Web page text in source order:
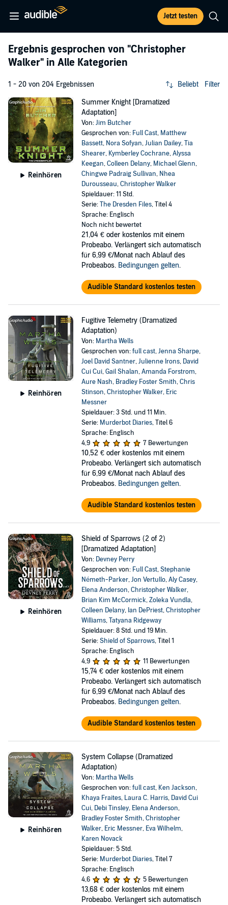
Jetzt testen
Ergebnis gesprochen von "Christopher
Walker" in Alle Kategorien
1 - 20 von 204 Ergebnissen Beliebt Filter
Reinhören
Summer Knight [Dramatized
Adaptation]
Von:Jim Butcher
Gesprochen von: Full Cast, Matthew
Bassett, Nora Sofyan,Julian Dailey,Tia
Shearer, Kymberley Cochrane,Alyssa
Keegan,Colleen Delany, Michael Glenn,
Chingwe Padraig Sullivan, Nhea
Durousseau,Christopher Walker
Spieldauer: 11 Std.
Serie:The Dresden Files, Titel 4
Sprache: Englisch
Noch nicht bewertet
21,04 € oder kostenlos mit einem
Probeabo. Verlängert sich automatisch
für 6,99 €/Monat nach Ablauf des
Probeabos. Bedingungen gelten.
Audible Standard kostenlos testen
Reinhören
Fugitive Telemetry (Dramatized
Adaptation)
Von: Martha Wells
Gesprochen von:full cast,Jenna Sharpe,
Joel David Santner,Julienne Irons, David
Cui Cui,Gail Shalan,Amanda Forstrom,
Aure Nash, Bradley Foster Smith,Chris
Stinson,Christopher Walker, Eric
Messner
Spieldauer: 3 Std. und 11 Min.
Serie: Murderbot Diaries, Titel 6
Sprache: Englisch
4,9
7 Bewertungen
10,52 € oder kostenlos mit einem
Probeabo. Verlängert sich automatisch
für 6,99 €/Monat nach Ablauf des
Probeabos. Bedingungen gelten.
Audible Standard kostenlos testen
Reinhören
Shield of Sparrows (2 of 2)
[Dramatized Adaptation]
Von: Devney Perry
Gesprochen von: Full Cast,Stephanie
Németh-Parker,Jon Vertullo,Aly Casey,
Elena Anderson,Christopher Walker,
Brian Kim McCormick,Zoleka Vundla,
Colleen Delany, Ian DePriest,Christopher
Williams,Tatyana Ridgeway
Spieldauer: 8 Std. und 19 Min.
Serie:Shield of Sparrows, Titel 1
Sprache: Englisch
4,9
11 Bewertungen
15,74 € oder kostenlos mit einem
Probeabo. Verlängert sich automatisch
für 6,99 €/Monat nach Ablauf des
Probeabos. Bedingungen gelten.
Audible Standard kostenlos testen
Reinhören
System Collapse (Dramatized
Adaptation)
Von: Martha Wells
Gesprochen von:full cast, Ken Jackson,
Khaya Fraites, Laura C. Harris, David Cui
Cui, Debi Tinsley, Elena Anderson,
Bradley Foster Smith,Christopher
Walker, Eric Messner, Eva Wilhelm,
Karen Novack
Spieldauer: 5 Std.
Serie: Murderbot Diaries, Titel 7
Sprache: Englisch
4,6
5 Bewertungen
13,68 € oder kostenlos mit einem
Probeabo. Verlängert sich automatisch